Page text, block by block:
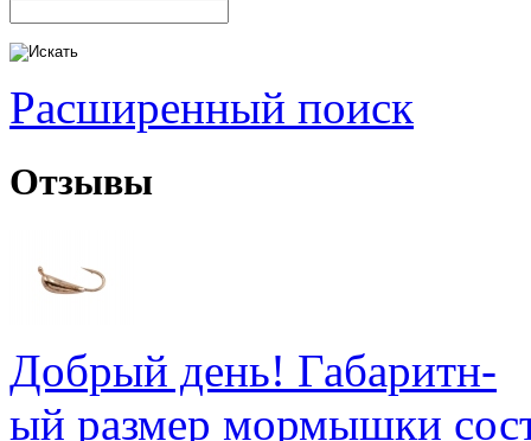
Расширенный поиск
Отзывы
Добрый день! Габаритн-
ый размер мормышки